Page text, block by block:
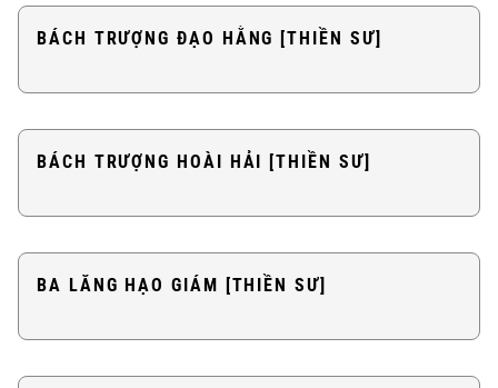
BÁCH TRƯỢNG ĐẠO HẰNG [THIỀN SƯ]
BÁCH TRƯỢNG HOÀI HẢI [THIỀN SƯ]
BA LĂNG HẠO GIÁM [THIỀN SƯ]